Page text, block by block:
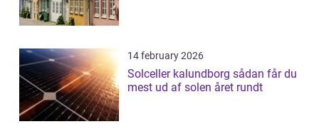
14 february 2026
Solceller kalundborg sådan får du
mest ud af solen året rundt